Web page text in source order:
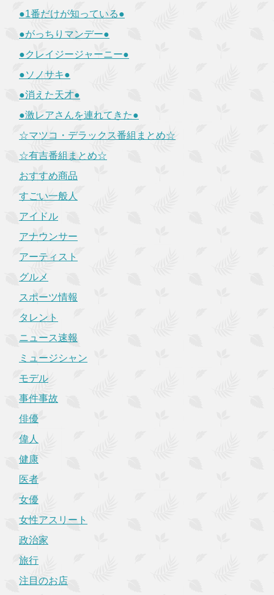
●1番だけが知っている●
●がっちりマンデー●
●クレイジージャーニー●
●ソノサキ●
●消えた天才●
●激レアさんを連れてきた●
☆マツコ・デラックス番組まとめ☆
☆有吉番組まとめ☆
おすすめ商品
すごい一般人
アイドル
アナウンサー
アーティスト
グルメ
スポーツ情報
タレント
ニュース速報
ミュージシャン
モデル
事件事故
俳優
偉人
健康
医者
女優
女性アスリート
政治家
旅行
注目のお店